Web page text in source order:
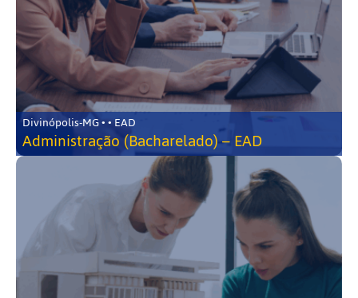
Divinópolis-MG • • EAD
Administração (Bacharelado) – EAD